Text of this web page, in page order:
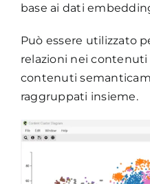
base ai dati
Può essere utilizzato
relazioni nei contenuti
contenuti
raggruppati insieme.